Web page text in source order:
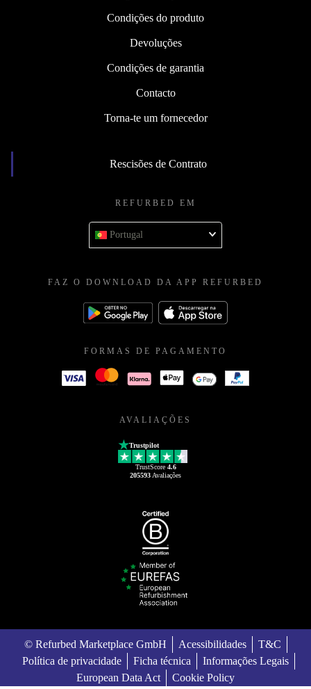
Condições do produto
Devoluções
Condições de garantia
Contacto
Torna-te um fornecedor
Rescisões de Contrato
REFURBED EM
Portugal
FAZ O DOWNLOAD DA APP REFURBED
FORMAS DE PAGAMENTO
AVALIAÇÕES
Trustpilot
TrustScore 4.6
205593 Avaliações
© Refurbed Marketplace GmbH Acessibilidades
T&C
Política de privacidade
Ficha técnica
Informações Legais
European Data Act
Cookie Policy